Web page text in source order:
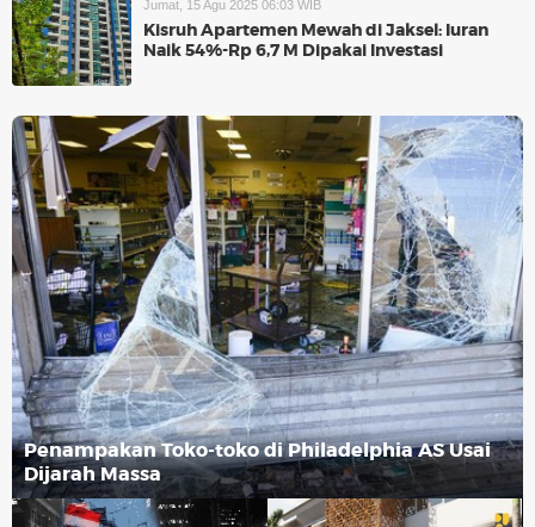
Jumat, 15 Agu 2025 06:03 WIB
Kisruh Apartemen Mewah di Jaksel: Iuran
Naik 54%-Rp 6,7 M Dipakai Investasi
Penampakan Toko-toko di Philadelphia AS Usai
Dijarah Massa